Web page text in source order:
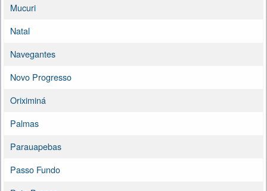
Mucuri
Natal
Navegantes
Novo Progresso
Oriximiná
Palmas
Parauapebas
Passo Fundo